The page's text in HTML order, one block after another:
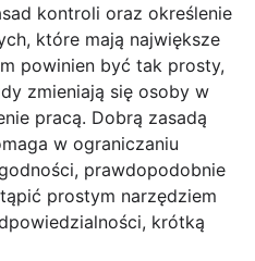
kontroli oraz określenie
które mają największe
powinien być tak prosty,
zmieniają się osoby w
pracą. Dobrą zasadą
w ograniczaniu
prawdopodobnie
prostym narzędziem
krótką